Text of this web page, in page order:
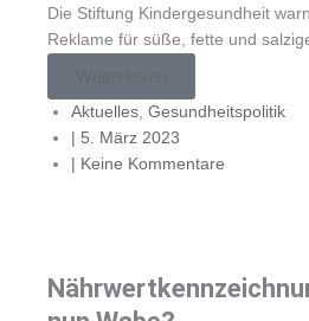
Die Stiftung Kindergesundheit
Reklame für süße, fette und
Weiterlesen
Aktuelles Gesundheitspolitik
| 5. März 2023
| Keine Kommentare